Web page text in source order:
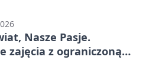
Nasze Pasje.
zajęcia z ograniczoną